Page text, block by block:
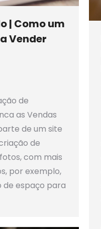
| Como um
Vender
de
as Vendas
de um site
de
com mais
por exemplo,
de espaço para